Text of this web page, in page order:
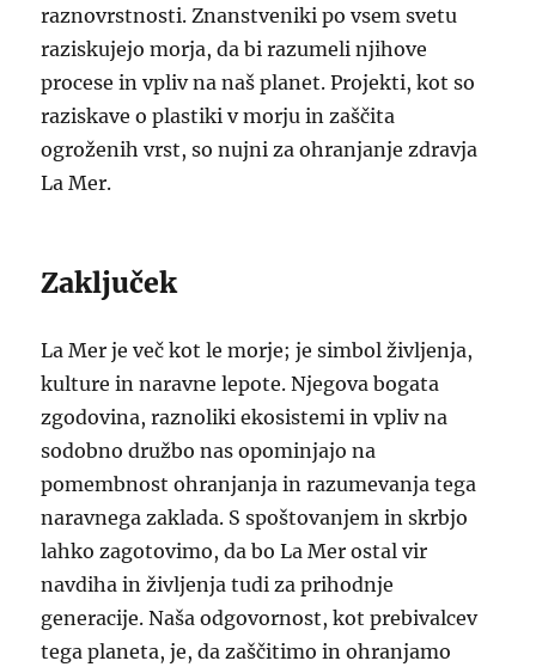
raznovrstnosti. Znanstveniki po vsem svetu
raziskujejo morja, da bi razumeli njihove
procese in vpliv na naš planet. Projekti, kot so
raziskave o plastiki v morju in zaščita
ogroženih vrst, so nujni za ohranjanje zdravja
La Mer.
Zaključek
La Mer je več kot le morje; je simbol življenja,
kulture in naravne lepote. Njegova bogata
zgodovina, raznoliki ekosistemi in vpliv na
sodobno družbo nas opominjajo na
pomembnost ohranjanja in razumevanja tega
naravnega zaklada. S spoštovanjem in skrbjo
lahko zagotovimo, da bo La Mer ostal vir
navdiha in življenja tudi za prihodnje
generacije. Naša odgovornost, kot prebivalcev
tega planeta, je, da zaščitimo in ohranjamo